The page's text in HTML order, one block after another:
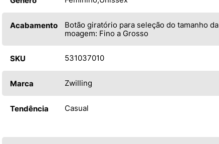
Acabamento
Botão giratório para seleção do tamanho da
moagem: Fino a Grosso
SKU 531037010
Marca Zwilling
Tendência Casual